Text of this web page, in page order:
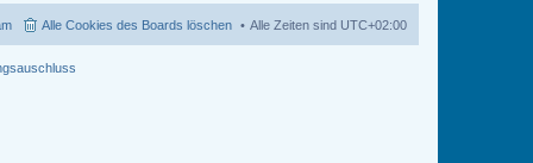
Alle Zeiten sind UTC+02:00
Alle Cookies des Boards löschen